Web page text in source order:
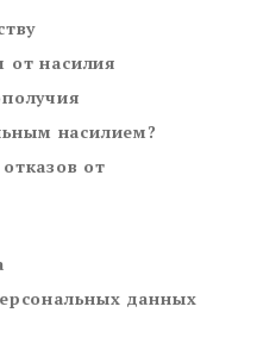
насилия
насилием?
от
данных